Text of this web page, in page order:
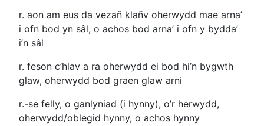
r. aon am eus da vezañ klañv oherwydd mae arna’
i ofn bod yn sâl, o achos bod arna’ i ofn y bydda’
i’n sâl
r. feson c’hlav a ra oherwydd ei bod hi’n bygwth
glaw, oherwydd bod graen glaw arni
r.-se felly, o ganlyniad (i hynny), o’r herwydd,
oherwydd/oblegid hynny, o achos hynny